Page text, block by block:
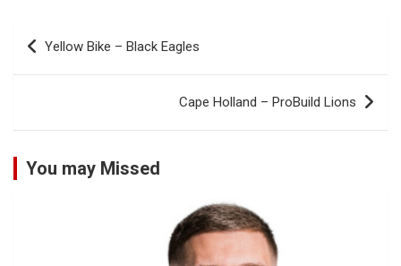
Bericht
navigatie
Yellow Bike – Black Eagles
Cape Holland – ProBuild Lions
You may Missed